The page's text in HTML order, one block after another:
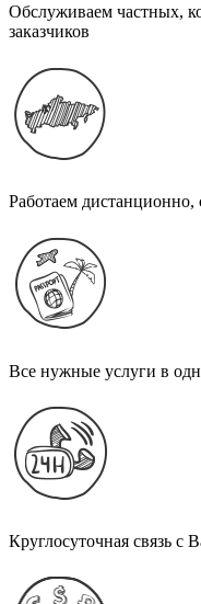
Обслуживаем частных,
заказчиков
Работаем
Все нужные услуги в
Круглосуточная связь